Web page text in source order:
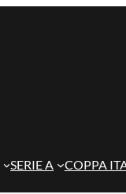
SERIE A COPPA